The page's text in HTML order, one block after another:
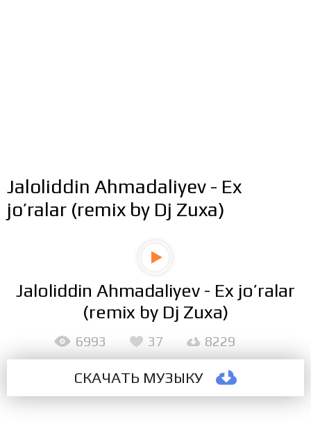
Jaloliddin Ahmadaliyev - Ex
jo’ralar (remix by Dj Zuxa)
Jaloliddin Ahmadaliyev - Ex jo’ralar
(remix by Dj Zuxa)
СКАЧАТЬ МУЗЫКУ
6993 37 8229